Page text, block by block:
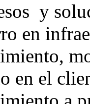
y
en
en el